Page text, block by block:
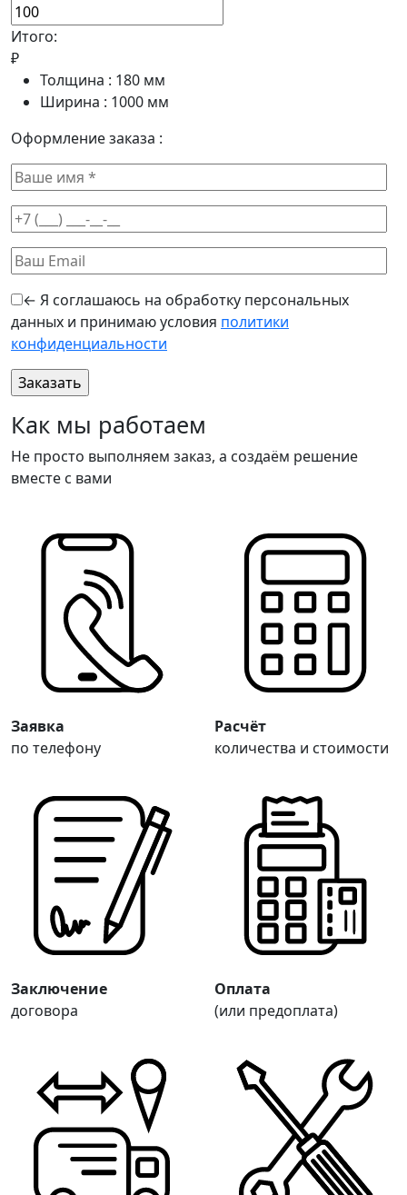
Итого:
₽
Толщина : 180 мм
Ширина : 1000 мм
Оформление заказа :
← Я соглашаюсь на обработку персональных
данных и принимаю условия политики
конфиденциальности
Как мы работаем
Не просто выполняем заказ, а создаём решение
вместе с вами
Заявка
по телефону
Расчёт
количества и стоимости
Заключение
договора
Оплата
(или предоплата)